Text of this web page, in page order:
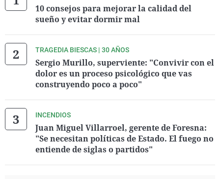
10 consejos para mejorar la calidad del
sueño y evitar dormir mal
TRAGEDIA BIESCAS | 30 AÑOS
Sergio Murillo, superviente: "Convivir con el
dolor es un proceso psicológico que vas
construyendo poco a poco"
INCENDIOS
Juan Miguel Villarroel, gerente de Foresna:
"Se necesitan políticas de Estado. El fuego no
entiende de siglas o partidos"